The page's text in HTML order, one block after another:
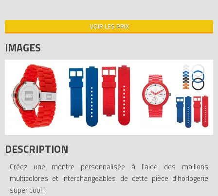
VOIR LES PRIX
IMAGES
DESCRIPTION
Créez une montre personnalisée à l'aide des maillons
multicolores et interchangeables de cette pièce d'horlogerie
super cool !